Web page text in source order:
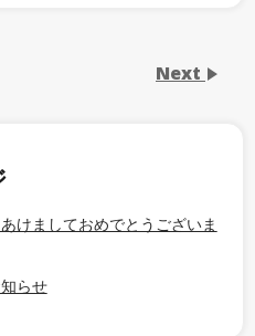
Next
けましておめでとうございま
らせ